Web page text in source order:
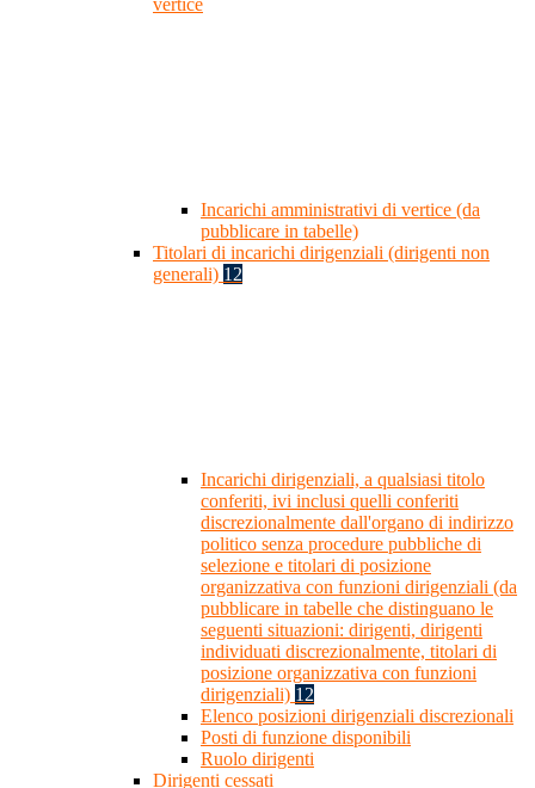
vertice
Incarichi amministrativi di vertice (da
pubblicare in tabelle)
Titolari di incarichi dirigenziali (dirigenti non
generali) 12
Incarichi dirigenziali, a qualsiasi titolo
conferiti, ivi inclusi quelli conferiti
discrezionalmente dall'organo di indirizzo
politico senza procedure pubbliche di
selezione e titolari di posizione
organizzativa con funzioni dirigenziali (da
pubblicare in tabelle che distinguano le
seguenti situazioni: dirigenti, dirigenti
individuati discrezionalmente, titolari di
posizione organizzativa con funzioni
dirigenziali) 12
Elenco posizioni dirigenziali discrezionali
Posti di funzione disponibili
Ruolo dirigenti
Dirigenti cessati